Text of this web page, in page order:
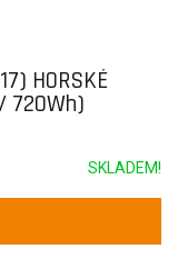
HORSKÉ
720Wh)
SKLADEM!